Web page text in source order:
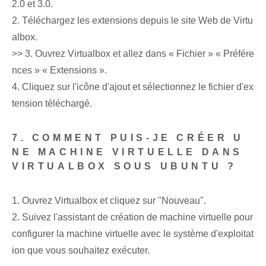
2.0 et 3.0.
2. Téléchargez les extensions depuis le site Web de Virtu
albox.
>> 3. Ouvrez Virtualbox et allez dans « Fichier » « Préfére
nces » « Extensions ».
4. Cliquez sur l'icône d'ajout et sélectionnez le fichier d'ex
tension téléchargé.
7. COMMENT PUIS-JE CRÉER U
NE MACHINE VIRTUELLE DANS
VIRTUALBOX SOUS UBUNTU ?
1. Ouvrez Virtualbox et cliquez sur "Nouveau".
2. Suivez l'assistant de création de machine virtuelle pour
configurer la machine virtuelle avec le système d'exploitat
ion que vous souhaitez exécuter.